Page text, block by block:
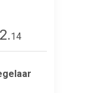
14